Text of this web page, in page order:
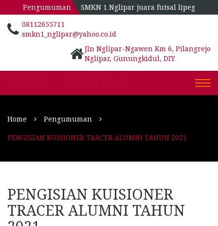
Pengumuman
SMKN 1 Nglipar juara futsal lipeg
08112655711
smkn1_nglipar@yahoo.co.id
Jln Nglipar-Ngawen Km 6, Pilangrejo
Nglipar, Gunungkidul, DIY
Home
Pengumuman
PENGISIAN KUISIONER TRACER ALUMNI TAHUN 2021
PENGISIAN KUISIONER
TRACER ALUMNI TAHUN